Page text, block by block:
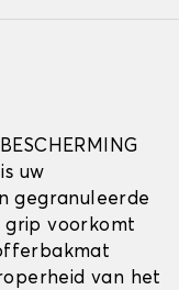
uw
gegranuleerde
grip voorkomt
van het